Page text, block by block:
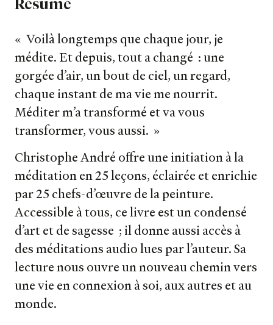
Nos livres
Notre newsletter
Notre journal
Le carnet de lecture
Résumé
« Voilà longtemps que chaque jour, je
médite. Et depuis, tout a changé : une
gorgée d’air, un bout de ciel, un regard,
chaque instant de ma vie me nourrit.
Méditer m’a transformé et va vous
transformer, vous aussi. »
Christophe André offre une initiation à la
méditation en 25 leçons, éclairée et enrichie
par 25 chefs-d’œuvre de la peinture.
Accessible à tous, ce livre est un condensé
d’art et de sagesse ; il donne aussi accès à
des méditations audio lues par l’auteur. Sa
lecture nous ouvre un nouveau chemin vers
une vie en connexion à soi, aux autres et au
monde.